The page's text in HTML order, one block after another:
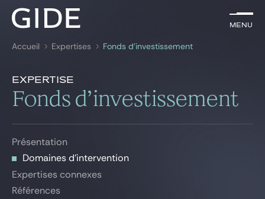
Menu
Rechercher parmots-clés
Menu
Avocats
Expertises
Global
News & insights
Accueil Expertises Fonds d’investissement
Expertise
Fonds d’investissement
Domaines d'intervention
Présentation
Domaines d'intervention
Expertises connexes
Références
News & Insights
Présentation
Domaines d'intervention
Expertises connexes
Références